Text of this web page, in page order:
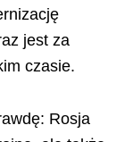
jest za
czasie.
Rosja